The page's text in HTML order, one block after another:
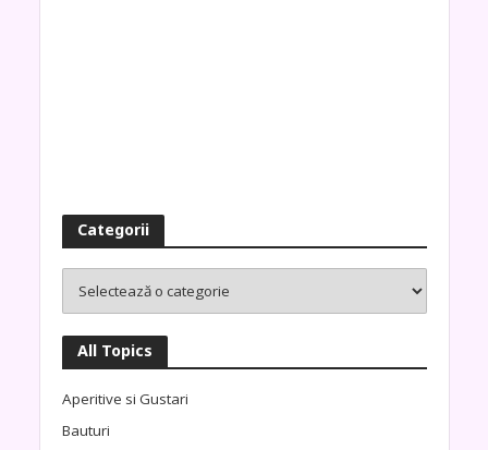
Categorii
All Topics
Aperitive si Gustari
Bauturi